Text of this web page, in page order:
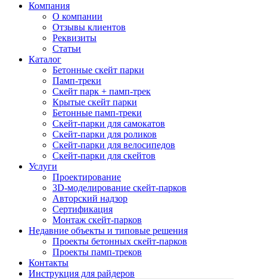
Компания
О компании
Отзывы клиентов
Реквизиты
Статьи
Каталог
Бетонные скейт парки
Памп-треки
Скейт парк + памп-трек
Крытые скейт парки
Бетонные памп-треки
Скейт-парки для самокатов
Скейт-парки для роликов
Скейт-парки для велосипедов
Скейт-парки для скейтов
Услуги
Проектирование
3D-моделирование скейт-парков
Авторский надзор
Сертификация
Монтаж скейт-парков
Недавние объекты и типовые решения
Проекты бетонных скейт-парков
Проекты памп-треков
Контакты
Инструкция для райдеров